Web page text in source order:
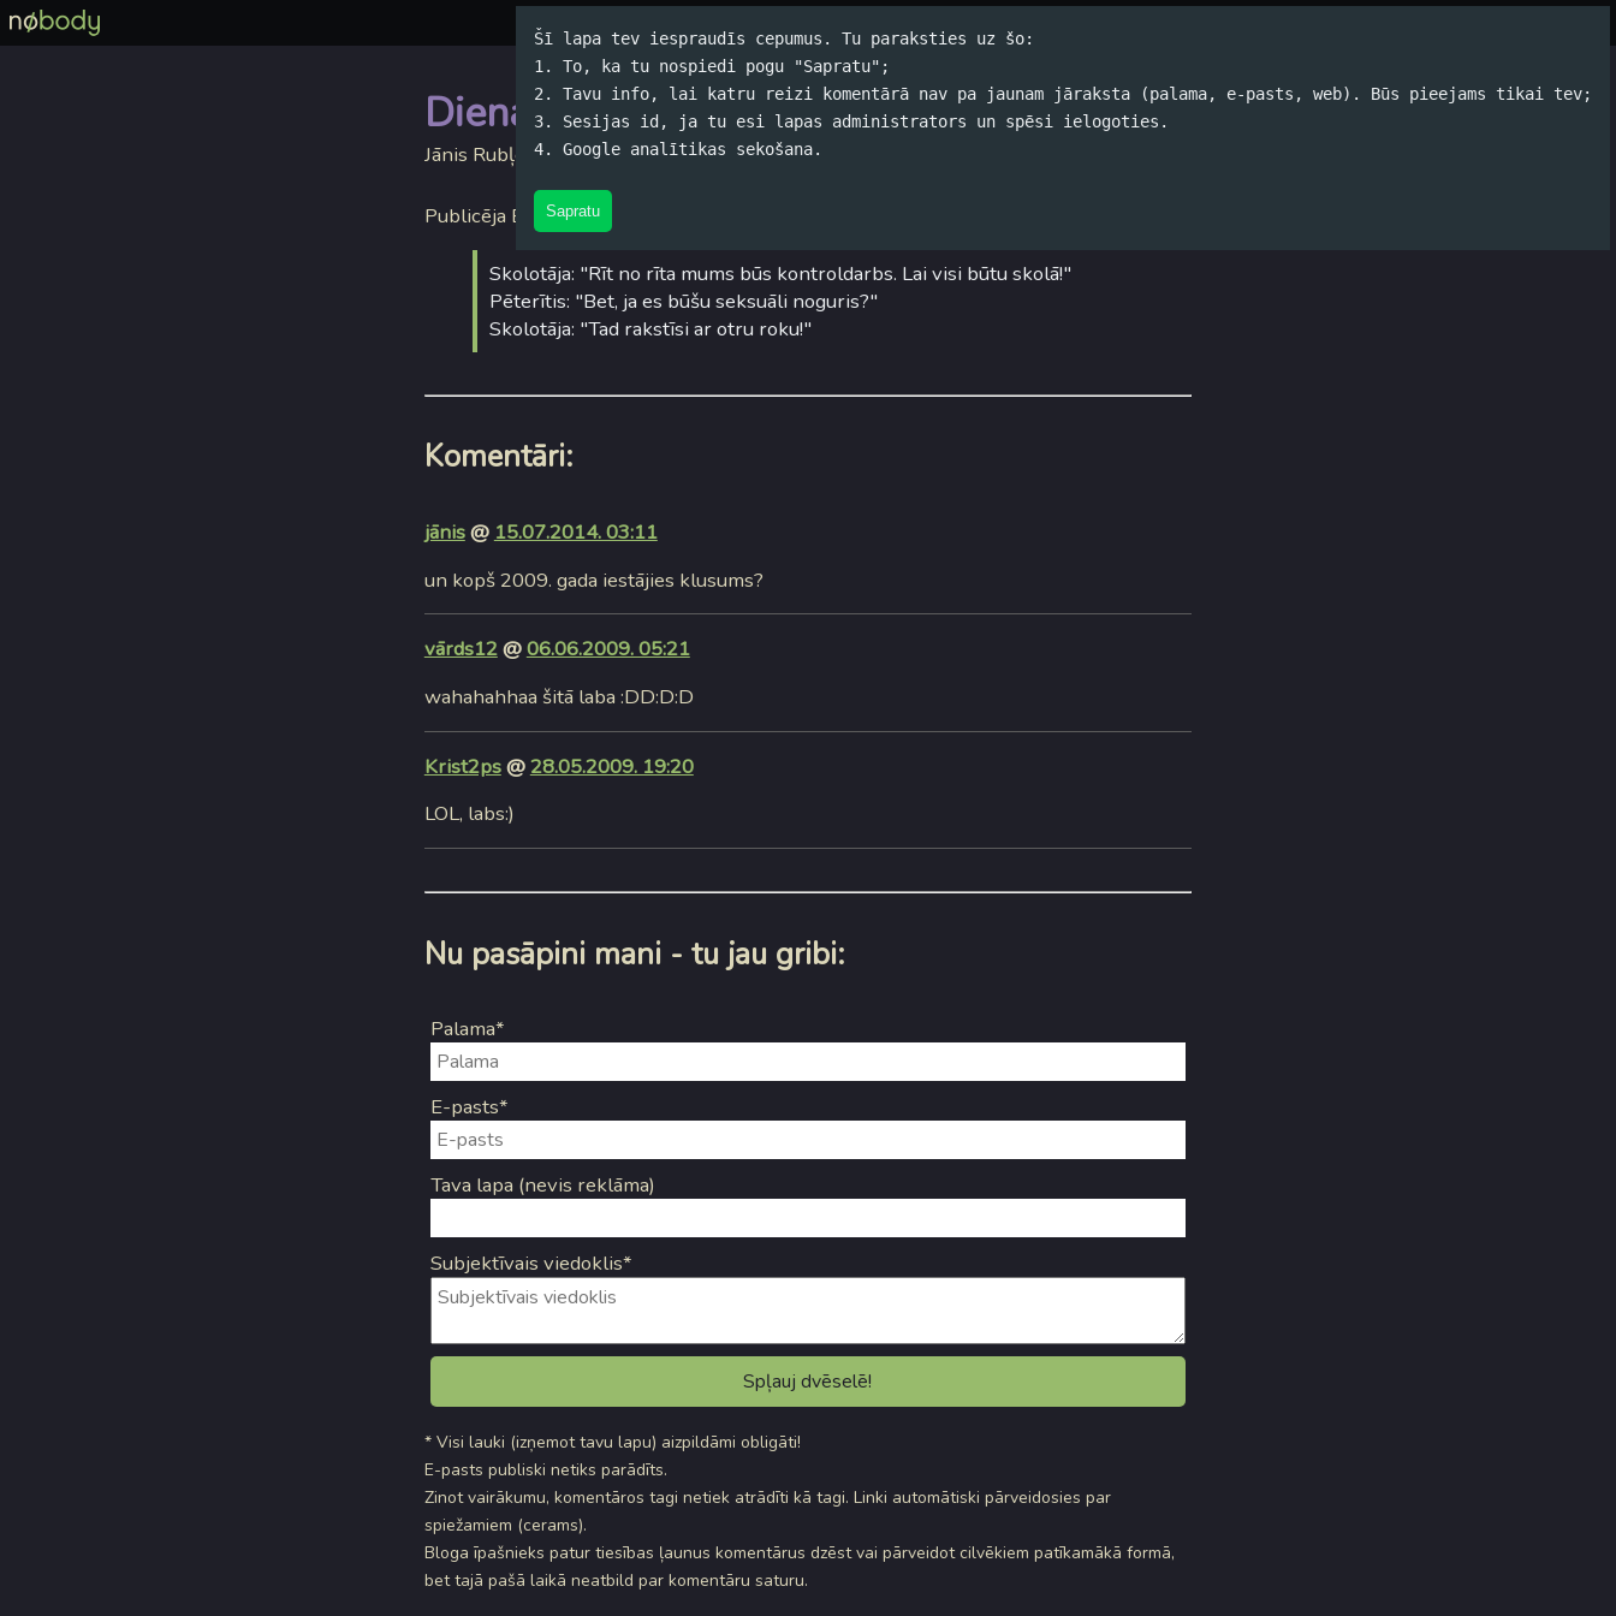
Šī lapa tev iespraudīs cepumus. Tu paraksties uz šo:
1. To, ka tu nospiedi pogu "Sapratu";
2. Tavu info, lai katru reizi komentārā nav pa jaunam jāraksta (palama, e-pasts, web). Būs pieejams tikai tev;
3. Sesijas id, ja tu esi lapas administrators un spēsi ielogoties.
4. Google analītikas sekošana.
Sapratu
Dienas anekdote #3
Jānis Rubļevskis (koko) / 28.05.2009. 08:01 /
Publicēja Emīlītis (oranžajā portālā). Nezinu, kur viņš nospēra, bet baigi iepatikās:
Skolotāja: "Rīt no rīta mums būs kontroldarbs. Lai visi būtu skolā!"
Pēterītis: "Bet, ja es būšu seksuāli noguris?"
Skolotāja: "Tad rakstīsi ar otru roku!"
Komentāri:
jānis@ 15.07.2014. 03:11
un kopš 2009. gada iestājies klusums?
vārds12@06.06.2009. 05:21
wahahahhaa šitā laba :DD:D:D
Krist2ps@28.05.2009. 19:20
LOL, labs:)
Nu pasāpini mani - tu jau gribi:
Palama*
E-pasts*
Tava lapa (nevis reklāma)
Subjektīvais viedoklis*
* Visi lauki (izņemot tavu lapu) aizpildāmi obligāti!
E-pasts publiski netiks parādīts.
Zinot vairākumu, komentāros tagi netiek atrādīti kā tagi. Linki automātiski pārveidosies par
spiežamiem (cerams).
Bloga īpašnieks patur tiesības ļaunus komentārus dzēst vai pārveidot cilvēkiem patīkamākā formā,
bet tajā pašā laikā neatbild par komentāru saturu.